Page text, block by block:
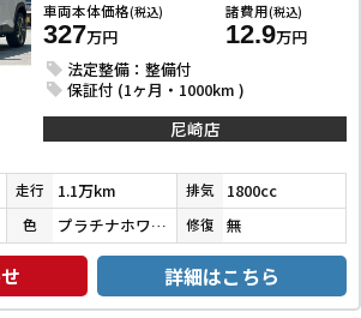
車両本体価格(税込)
327万円
諸費用(税込)
12.9万円
法定整備：整備付
保証付 (1ヶ月・1000km )
尼崎店
走行 1.1万km 排気 1800cc
色 プラチナホワイトパールマイカ／アティチュードブラックマイカ 修復 無
詳細はこちら